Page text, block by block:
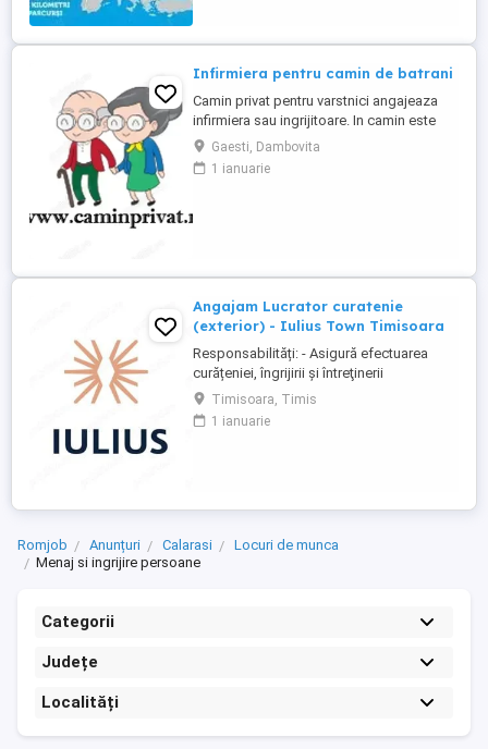
Infirmiera pentru camin de batrani
Camin privat pentru varstnici angajeaza
infirmiera sau ingrijitoare. In camin este
personal medical 24 7. Asiguram mesele.
Mai multe detalii, la telefon.
Gaesti, Dambovita
1 ianuarie
Angajam Lucrator curatenie
(exterior) - Iulius Town Timisoara
Responsabilități: - Asigură efectuarea
curățeniei, îngrijirii şi întreţinerii
amplasamentului exterior al Mall-ului; -
Colectează cartoanele din locaţie şi le
trimite spre punctul de colectare; - Pe timp
Timisoara, Timis
1 ianuarie
Romjob Anunțuri Calarasi
Locuri de munca
Menaj si ingrijire persoane
Categorii
Județe
Localități